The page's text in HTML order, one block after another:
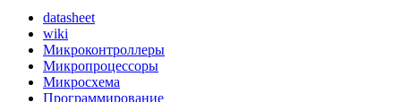
datasheet
wiki
Микроконтроллеры
Микропроцессоры
Микросхема
Программирование